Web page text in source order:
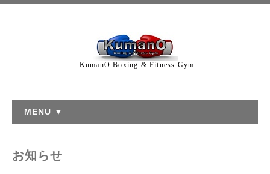
KumanO Boxing & Fitness Gym
MENU ▼
お知らせ